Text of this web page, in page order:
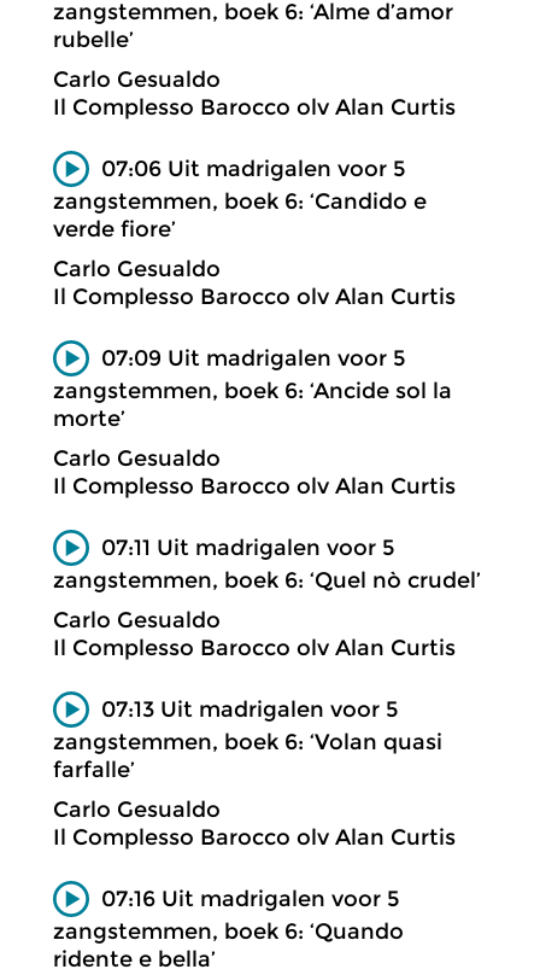
zangstemmen, boek 6: ‘Alme d’amor
rubelle’
Carlo Gesualdo
Il Complesso Barocco olv Alan Curtis
07:06 Uit madrigalen voor 5
zangstemmen, boek 6: ‘Candido e
verde fiore’
Carlo Gesualdo
Il Complesso Barocco olv Alan Curtis
07:09 Uit madrigalen voor 5
zangstemmen, boek 6: ‘Ancide sol la
morte’
Carlo Gesualdo
Il Complesso Barocco olv Alan Curtis
07:11 Uit madrigalen voor 5
zangstemmen, boek 6: ‘Quel nò crudel’
Carlo Gesualdo
Il Complesso Barocco olv Alan Curtis
07:13 Uit madrigalen voor 5
zangstemmen, boek 6: ‘Volan quasi
farfalle’
Carlo Gesualdo
Il Complesso Barocco olv Alan Curtis
07:16 Uit madrigalen voor 5
zangstemmen, boek 6: ‘Quando
ridente e bella’